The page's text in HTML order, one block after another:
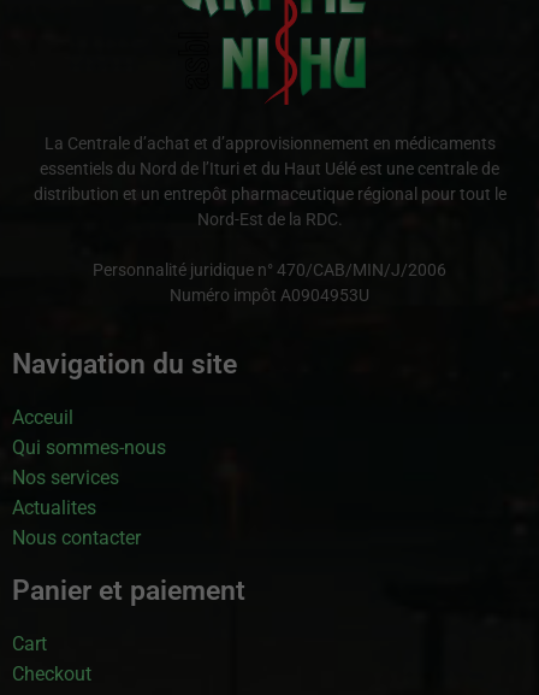
La Centrale d’achat et d’approvisionnement en médicaments
essentiels du Nord de l’Ituri et du Haut Uélé est une centrale de
distribution et un entrepôt pharmaceutique régional pour tout le
Nord-Est de la RDC.
Personnalité juridique n° 470/CAB/MIN/J/2006
Numéro impôt A0904953U
Navigation du site
Acceuil
Qui sommes-nous
Nos services
Actualites
Nous contacter
Panier et paiement
Cart
Checkout